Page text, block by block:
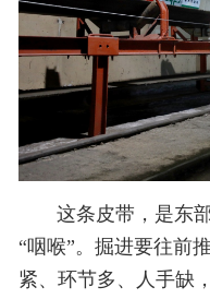
这条皮带，是东
“咽喉”。掘进要往前
紧、环节多、人手缺